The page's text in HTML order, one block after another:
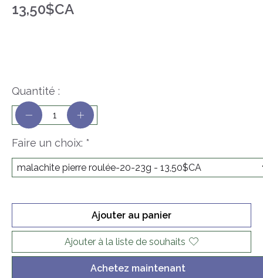
13,50$CA
Faire un choix: *
Quantité :
Ajouter au panier
Ajouter à la liste de souhaits
Achetez maintenant